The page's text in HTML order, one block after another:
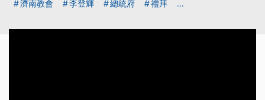
濟南教會 李登輝 總統府 禮拜 ...